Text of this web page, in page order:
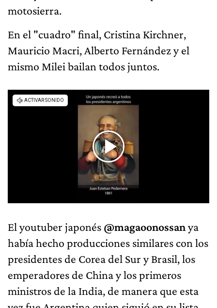
motosierra.
En el "cuadro" final, Cristina Kirchner,
Mauricio Macri, Alberto Fernández y el
mismo Milei bailan todos juntos.
El youtuber japonés @magaoonossanya
había hecho producciones similares con los
presidentes de Corea del Sur y Brasil, los
emperadores de China y los primeros
ministros de la India, de manera que esta